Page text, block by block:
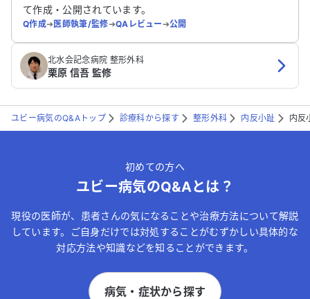
て作成・公開されています。
Q作成➔医師執筆/監修➔QAレビュー➔公開
北水会記念病院 整形外科
栗原 信吾 監修
ユビー病気のQ&Aトップ 診療科から探す 整形外科 内反小趾 内反
初めての方へ
ユビー病気のQ&Aとは？
現役の医師が、患者さんの気になることや治療方法について解説
しています。ご自身だけでは対処することがむずかしい具体的な
対応方法や知識などを知ることができます。
病気・症状から探す